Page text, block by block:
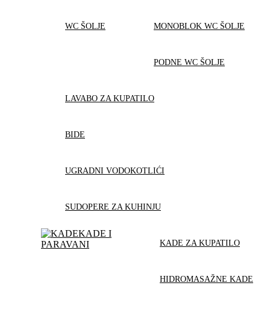
WC ŠOLJE MONOBLOK WC ŠOLJE
PODNE WC ŠOLJE
LAVABO ZA KUPATILO
BIDE
UGRADNI VODOKOTLIĆI
SUDOPERE ZA KUHINJU
KADE I
PARAVANI
KADE ZA KUPATILO
HIDROMASAŽNE KADE